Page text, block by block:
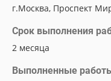
г.Москва, Проспект
Срок выполнения
2 месяца
Выполненные